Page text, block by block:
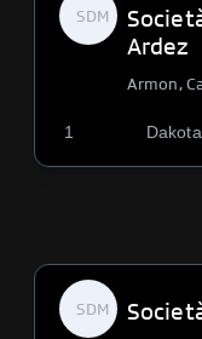
SDM
Ardez
Armon,
1
SDM